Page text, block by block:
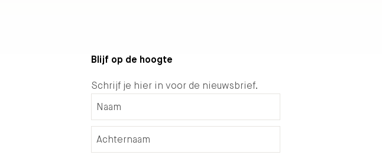
Blijf op de hoogte
Schrijf je hier in voor de nieuwsbrief.